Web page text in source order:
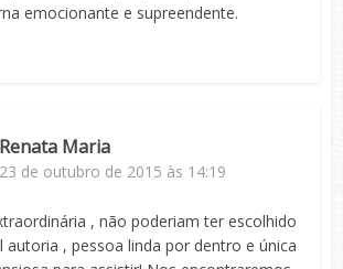
emocionante e supreendente.
Renata Maria
23 de outubro de 2015 às 14:19
, não poderiam ter escolhido
autoria , pessoa linda por dentro e única